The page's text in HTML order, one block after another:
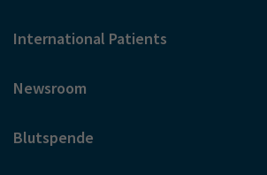
International Patients
Newsroom
Blutspende